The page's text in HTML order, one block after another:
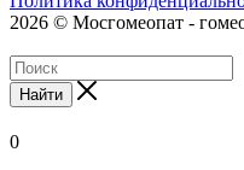
2026 © Мосгомеопат -
Найти
0